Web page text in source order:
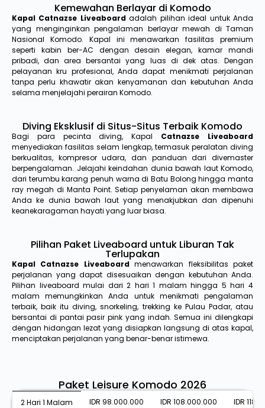
Kemewahan Berlayar di Komodo
Kapal Catnazse Liveaboardadalah pilihan ideal untuk Anda
yang menginginkan pengalaman berlayar mewah di Taman
Nasional Komodo. Kapal ini menawarkan fasilitas premium
seperti kabin ber-AC dengan desain elegan, kamar mandi
pribadi, dan area bersantai yang luas di dek atas. Dengan
pelayanan kru profesional, Anda dapat menikmati perjalanan
tanpa perlu khawatir akan kenyamanan dan kebutuhan Anda
selama menjelajahi perairan Komodo.
Diving Eksklusif di Situs-Situs Terbaik Komodo
Bagi para pecinta diving, Kapal Catnazse Liveaboard
menyediakan fasilitas selam lengkap, termasuk peralatan diving
berkualitas, kompresor udara, dan panduan dari divemaster
berpengalaman. Jelajahi keindahan dunia bawah laut Komodo,
dari terumbu karang penuh warna di Batu Bolong hingga manta
ray megah di Manta Point. Setiap penyelaman akan membawa
Anda ke dunia bawah laut yang menakjubkan dan dipenuhi
keanekaragaman hayati yang luar biasa.
Pilihan Paket Liveaboard untuk Liburan Tak
Terlupakan
Kapal Catnazse Liveaboardmenawarkan fleksibilitas paket
perjalanan yang dapat disesuaikan dengan kebutuhan Anda.
Pilihan liveaboard mulai dari 2 hari 1 malam hingga 5 hari 4
malam memungkinkan Anda untuk menikmati pengalaman
terbaik, baik itu diving, snorkeling, trekking ke Pulau Padar, atau
bersantai di pantai pasir pink yang indah. Semua ini dilengkapi
dengan hidangan lezat yang disiapkan langsung di atas kapal,
menciptakan perjalanan yang benar-benar istimewa.
Paket Leisure Komodo 2026
2 Hari 1 Malam IDR 98.000.000 IDR 108.000.000 IDR